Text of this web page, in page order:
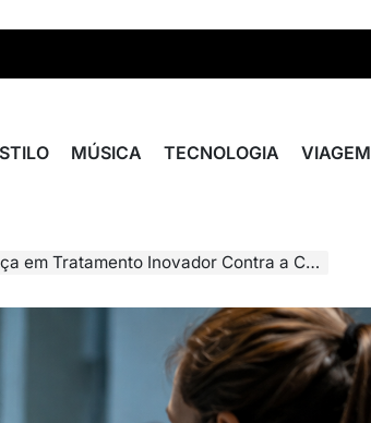
MÚSICA TECNOLOGIA VIAGEM
Inovador Contra a Candidíase Vulvovaginal